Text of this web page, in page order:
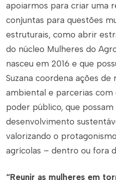
apoiarmos para criar uma
conjuntas para questões
estruturais, como abrir
do núcleo Mulheres do
nasceu em 2016 e que
Suzana coordena ações de
ambiental e parcerias
poder público, que
desenvolvimento
valorizando o
agrícolas – dentro ou fora
“Reunir as mulheres em